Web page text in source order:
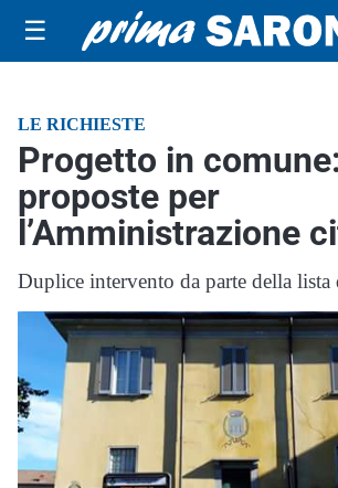
☰
LE RICHIESTE
Progetto in
proposte per
l’Amministrazione
Duplice intervento da parte della